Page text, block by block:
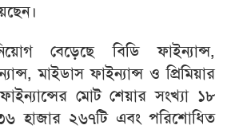
বেড়েছে বিডি ফাইন্যান্স,
মাইডাস ফাইন্যান্স ও প্রিমিয়ার
মোট শেয়ার সংখ্যা ১৮
হাজার ২৬৭টি এবং পরিশোধিত